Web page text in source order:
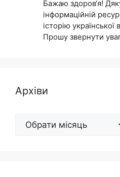
Бажаю здоров‘я!
інформаційній
історію української
Прошу звернути
Архіви
Архіви